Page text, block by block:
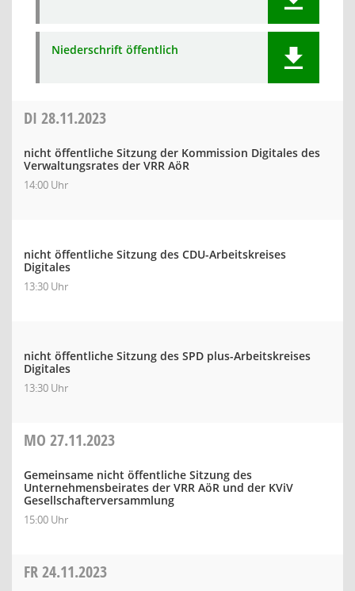
Niederschrift öffentlich
DI 28.11.2023
nicht öffentliche Sitzung der Kommission Digitales des
Verwaltungsrates der VRR AöR
14:00 Uhr
nicht öffentliche Sitzung des CDU-Arbeitskreises
Digitales
13:30 Uhr
nicht öffentliche Sitzung des SPD plus-Arbeitskreises
Digitales
13:30 Uhr
MO 27.11.2023
Gemeinsame nicht öffentliche Sitzung des
Unternehmensbeirates der VRR AöR und der KViV
Gesellschafterversammlung
15:00 Uhr
FR24.11.2023